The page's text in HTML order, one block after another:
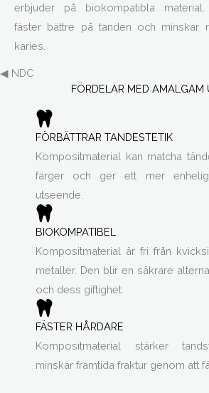
erbjuder på biokompatibla material.
fäster bättre på tanden och minskar
karies.
◀ NDC
FÖRDELAR MED AMALGAM
FÖRBÄTTRAR TANDESTETIK
Kompositmaterial kan matcha
färger och ger ett mer
utseende.
BIOKOMPATIBEL
Kompositmaterial är fri från
metaller. Den blir en säkrare
och dess giftighet.
FÄSTER HÅRDARE
Kompositmaterial stärker
minskar framtida fraktur genom att